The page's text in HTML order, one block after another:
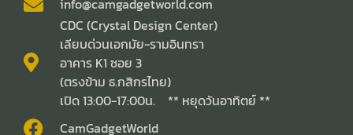
info@camgadgetworld.com
CDC (Crystal Design Center)
เลียบด่วนเอกมัย-รามอินทรา
อาคาร K1 ซอย 3
(ตรงข้าม ธ.กสิกรไทย)
เปิด 13:00-17:00น. ** หยุดวันอาทิตย์ **
CamGadgetWorld